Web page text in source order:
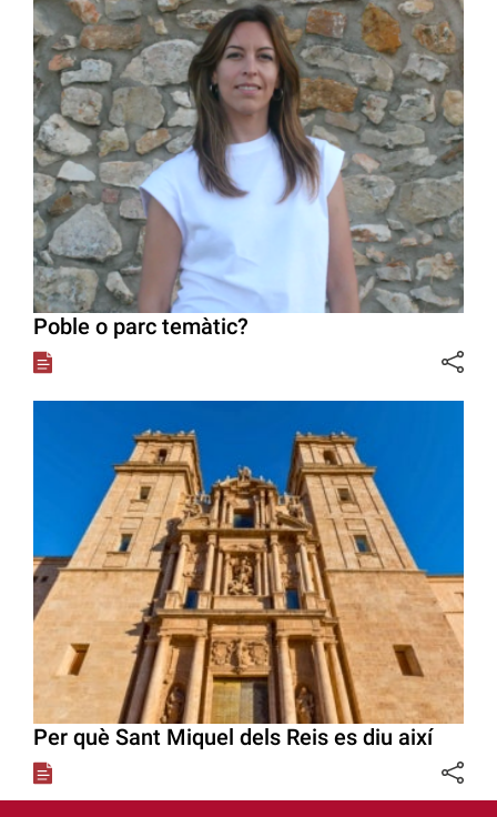
Poble o parc temàtic?
Per què Sant Miquel dels Reis es diu així